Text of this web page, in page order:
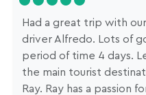
Had a great trip with
driver Alfredo. Lots of
period of time 4 days.
the main tourist
Ray. Ray has a passion